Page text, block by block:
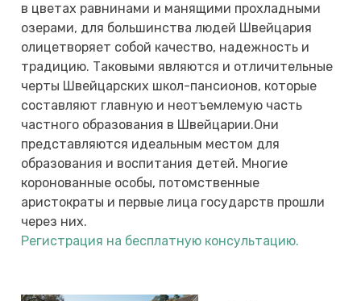
в цветах равнинами и манящими прохладными
озерами, для большинства людей Швейцария
олицетворяет собой качество, надежность и
традицию. Таковыми являются и отличительные
черты Швейцарских школ-пансионов, которые
составляют главную и неотъемлемую часть
частного образования в Швейцарии.Они
представляются идеальным местом для
образования и воспитания детей. Многие
коронованные особы, потомственные
аристократы и первые лица государств прошли
через них.
Регистрация на бесплатную консультацию.